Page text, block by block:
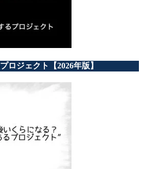
ロジェクト【2026年版】